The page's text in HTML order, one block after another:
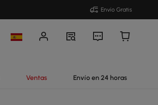
Envío Gratis
Ventas Envío en 24 horas